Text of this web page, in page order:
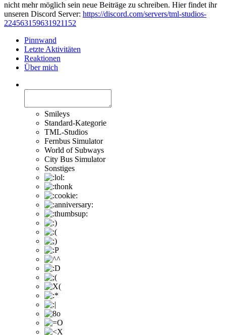
nicht mehr möglich sein neue Beiträge zu schreiben. Hier findet ihr
unseren Discord Server: https://discord.com/servers/tml-studios-
224563159631921152
Pinnwand
Letzte Aktivitäten
Reaktionen
Über mich
Smileys
Standard-Kategorie
TML-Studios
Fernbus Simulator
World of Subways
City Bus Simulator
Sonstiges